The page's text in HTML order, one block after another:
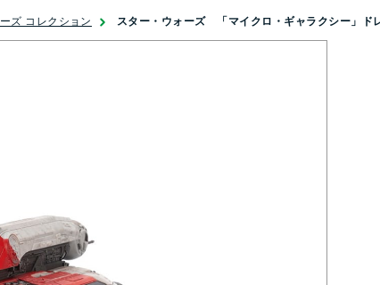
ズ コレクション スター・ウォーズ 「マイクロ・ギャラクシー」